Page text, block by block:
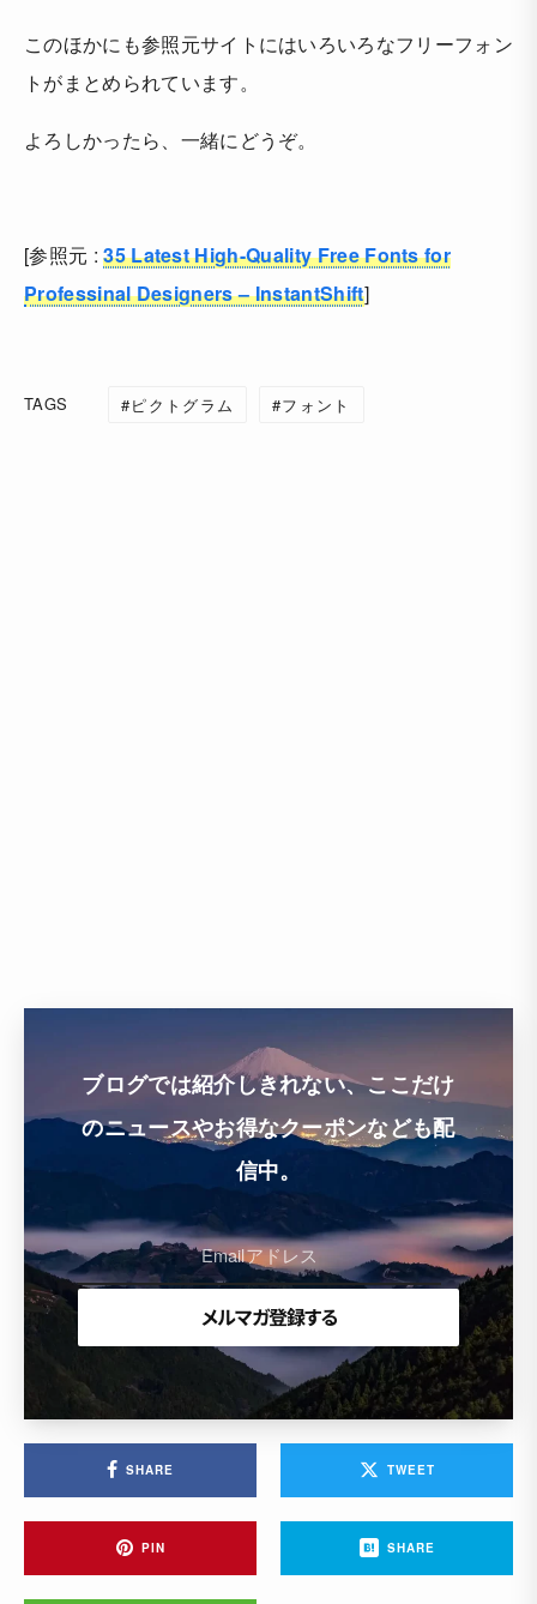
このほかにも参照元サイトにはいろいろなフリーフォン
トがまとめられています。
よろしかったら、一緒にどうぞ。
[参照元 :35 Latest High-Quality Free Fonts for
Professinal Designers – InstantShift]
TAGS ピクトグラム フォント
ブログでは紹介しきれない、ここだけ
のニュースやお得なクーポンなども配
信中。
SHARE TWEET
PIN SHARE